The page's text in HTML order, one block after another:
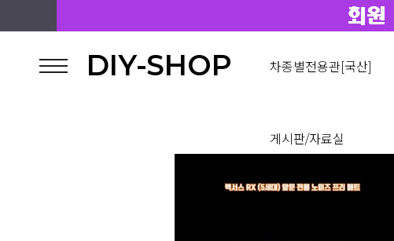
DIY-SHOP 차종별전용관[국산]
게시판/자료실